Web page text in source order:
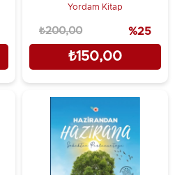
Yordam Kitap
₺150,00
₺200,00 %25